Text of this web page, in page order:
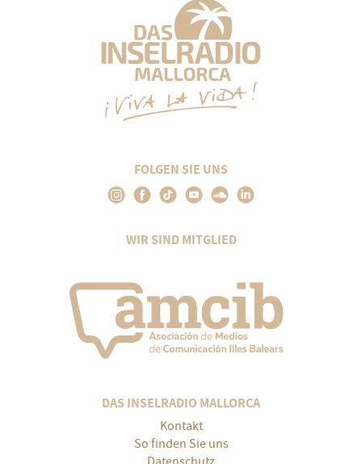
FOLGEN SIE UNS
WIR SIND MITGLIED
DAS INSELRADIO MALLORCA
Kontakt
So finden Sie uns